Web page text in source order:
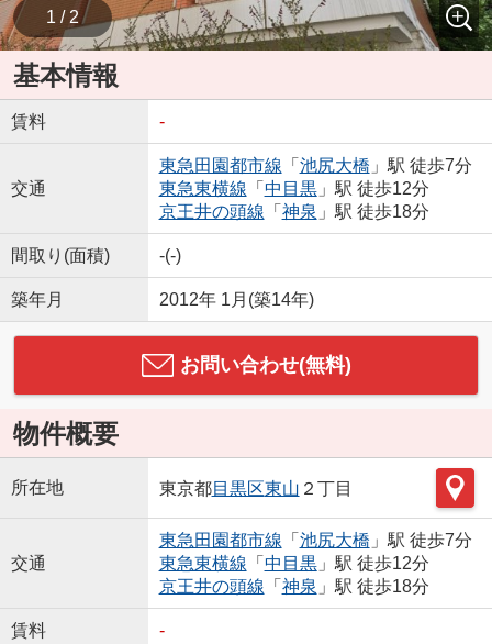
1 / 2
基本情報
賃料 -
交通
東急田園都市線 「 池尻大橋 」駅 徒歩7分
東急東横線 「 中目黒」駅 徒歩12分
京王井の頭線 「 神泉 」駅 徒歩18分
間取り(面積) -(-)
築年月 2012年 1月(築14年)
お問い合わせ(無料)
物件概要
所在地 東京都目黒区東山 ２丁目
交通
東急田園都市線 「 池尻大橋 」駅 徒歩7分
東急東横線 「 中目黒」駅 徒歩12分
京王井の頭線 「 神泉 」駅 徒歩18分
賃料 -